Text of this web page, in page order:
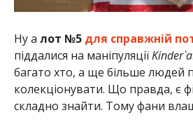
Ну а лот №5 для справжній
піддалися на маніпуляціїKinder`а
багато хто, а ще більше людей
колекціонувати. Що правда, є
складно знайти. Тому фани